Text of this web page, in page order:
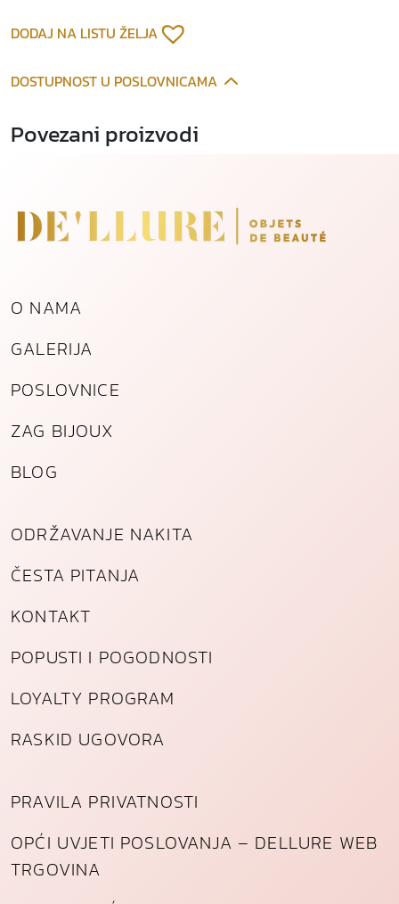
d
o
a
g
l
k
k
l
č
a
DODAJ NA LISTU ŽELJA
DOSTUPNOST U POSLOVNICAMA
Povezani proizvodi
O NAMA
GALERIJA
POSLOVNICE
ZAG BIJOUX
BLOG
ODRŽAVANJE NAKITA
ČESTA PITANJA
KONTAKT
POPUSTI I POGODNOSTI
LOYALTY PROGRAM
RASKID UGOVORA
PRAVILA PRIVATNOSTI
OPĆI UVJETI POSLOVANJA – DELLURE WEB
TRGOVINA